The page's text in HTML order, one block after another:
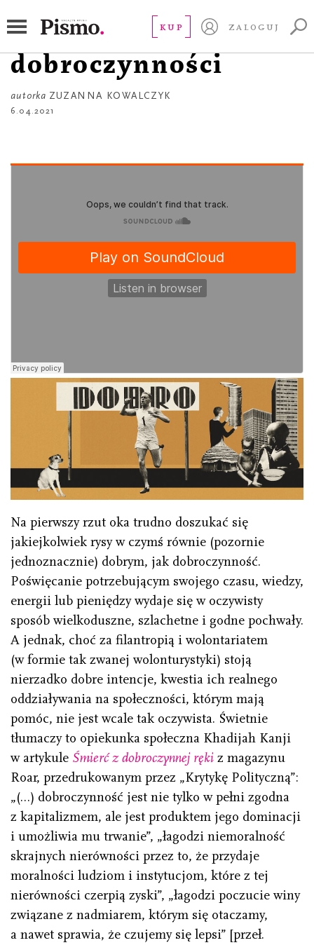
KUP ZALOGUJ
À propos
dobroczynności
autorka ZUZANNA KOWALCZYK
6.04.2021
Na pierwszy rzut oka trudno doszukać się
jakiejkolwiek rysy w czymś równie (pozornie
jednoznacznie) dobrym, jak dobroczynność.
Poświęcanie potrzebującym swojego czasu, wiedzy,
energii lub pieniędzy wydaje się w oczywisty
sposób wielkoduszne, szlachetne i godne pochwały.
A jednak, choć za filantropią i wolontariatem
(w formie tak zwanej wolonturystyki) stoją
nierzadko dobre intencje, kwestia ich realnego
oddziaływania na społeczności, którym mają
pomóc, nie jest wcale tak oczywista. Świetnie
tłumaczy to opiekunka społeczna Khadijah Kanji
w artykule Śmierć z dobroczynnej ręki z magazynu
Roar, przedrukowanym przez „Krytykę Polityczną”:
„(…) dobroczynność jest nie tylko w pełni zgodna
z kapitalizmem, ale jest produktem jego dominacji
i umożliwia mu trwanie”, „łagodzi niemoralność
skrajnych nierówności przez to, że przydaje
moralności ludziom i instytucjom, które z tej
nierówności czerpią zyski”, „łagodzi poczucie winy
związane z nadmiarem, którym się otaczamy,
a nawet sprawia, że czujemy się lepsi” [przeł.